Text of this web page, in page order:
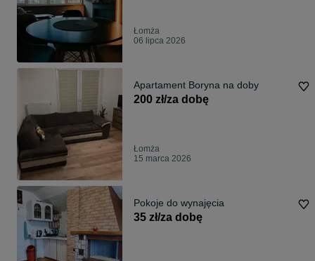
Łomża
06 lipca 2026
Apartament Boryna na doby
200 zł/za dobę
Łomża
15 marca 2026
Pokoje do wynajęcia
35 zł/za dobę